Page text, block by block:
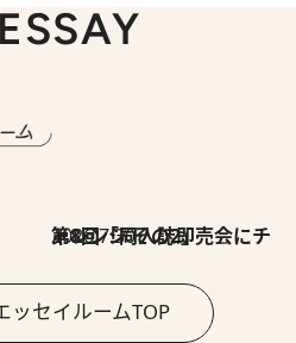
2026.7.30
第8回「同人誌即売会にチャレンジ その2」
ッセイルームTOP